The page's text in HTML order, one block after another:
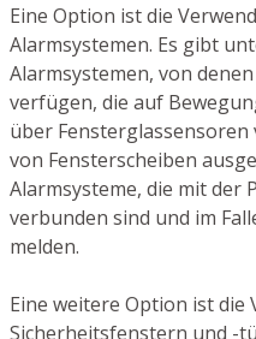
Eine Option ist die
Alarmsystemen. Es gibt
Alarmsystemen, von
verfügen, die auf
über
von Fensterscheiben
Alarmsysteme, die mit der
verbunden sind und im
melden.
Eine weitere Option ist die
Sicherheitsfenstern und -